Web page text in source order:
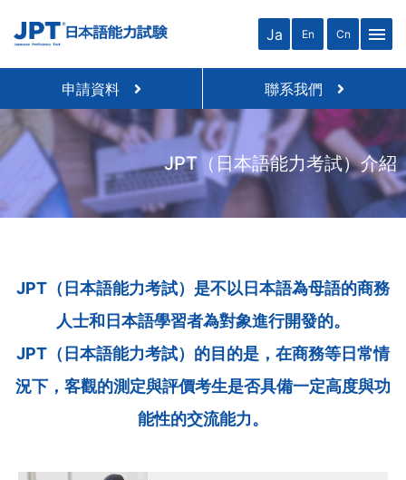
Ja En Cn menu
申請資料 聯系我們
JPT（日本語能力考試）介紹
JPT（日本語能力考試）是不以日本語為母語的商務
人士和日本語學習者為對象進行開發的。
JPT（日本語能力考試）的目的是，在商務等日常情
況下，客觀的測定與評價考生是否具備一定高度與功
能性的交流能力。